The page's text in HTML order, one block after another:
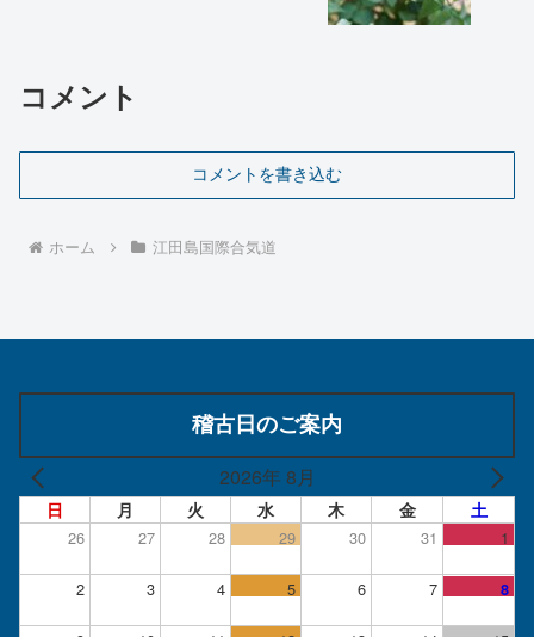
コメント
コメントを書き込む
ホーム 江田島国際合気道
稽古日のご案内
2026年 8月
日 月 火 水 木 金 土
26 27 28 29 30 31 1
2 3 4 5 6 7 8